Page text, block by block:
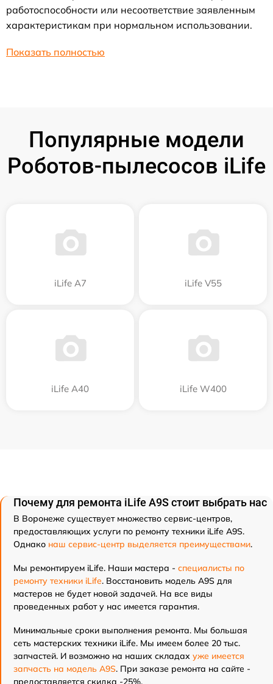
работоспособности или несоответствие заявленным
характеристикам при нормальном использовании.
Показать полностью
Популярные модели
Роботов-пылесосов iLife
iLife A7 iLife V55
iLife A40 iLife W400
Почему для ремонта iLife A9S стоит выбрать нас
В Воронеже существует множество сервис-центров,
предоставляющих услуги по ремонту техники iLife A9S.
Однако наш сервис-центр выделяется преимуществами.
Мы ремонтируем iLife. Наши мастера - специалисты по
ремонту техники iLife. Восстановить модель A9S для
мастеров не будет новой задачей. На все виды
проведенных работ у нас имеется гарантия.
Минимальные сроки выполнения ремонта. Мы большая
сеть мастерских техники iLife. Мы имеем более 20 тыс.
запчастей. И возможно на наших складах уже имеется
запчасть на модель A9S. При заказе ремонта на сайте -
предоставляется скидка -25%.